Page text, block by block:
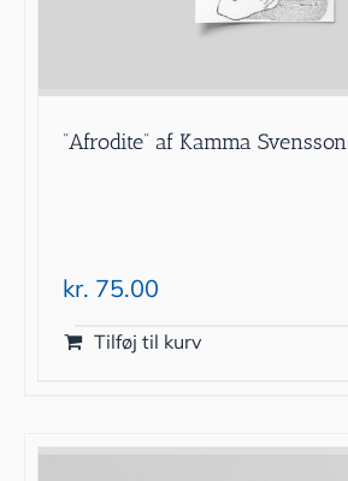
”Afrodite” af Kamma Svensson
kr. 75.00
Tilføj til kurv